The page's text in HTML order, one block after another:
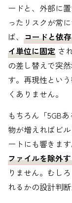
ードと、外部に
ったリスクが常
ば、 コードと依
イ単位に固定 さ
の差し替えで突
す。再現性とい
くありません。
もちろん「5GB
物が増えればビ
ートにも響きます
ファイルを除外
りません。むし
れるかの設計判